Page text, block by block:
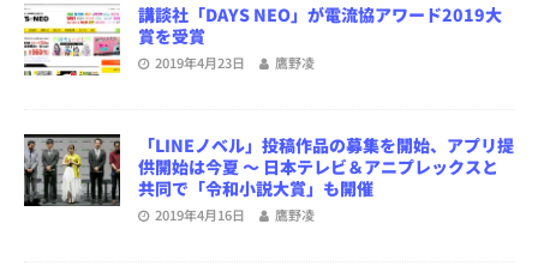
講談社「DAYS NEO」が電流協アワード2019大
賞を受賞
2019年4月23日 鷹野凌
「LINEノベル」投稿作品の募集を開始、アプリ提
供開始は今夏 〜 日本テレビ＆アニプレックスと
共同で「令和小説大賞」も開催
2019年4月16日 鷹野凌